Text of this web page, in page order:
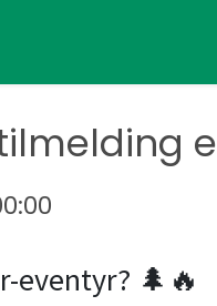
eventyr? 🌲🔥